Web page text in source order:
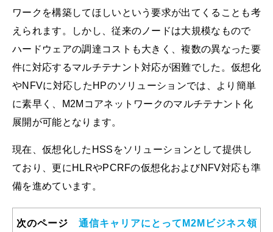
ワークを構築してほしいという要求が出てくることも考
えられます。しかし、従来のノードは大規模なもので
ハードウェアの調達コストも大きく、複数の異なった要
件に対応するマルチテナント対応が困難でした。仮想化
やNFVに対応したHPのソリューションでは、より簡単
に素早く、M2Mコアネットワークのマルチテナント化
展開が可能となります。
現在、仮想化したHSSをソリューションとして提供し
ており、更にHLRやPCRFの仮想化およびNFV対応も準
備を進めています。
次のページ 通信キャリアにとってM2Mビジネス領